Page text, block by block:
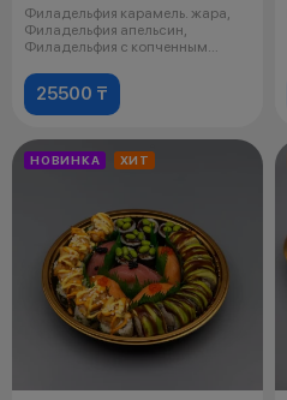
Филадельфия карамель. жара,
Филадельфия апельсин,
Филадельфия с копченным
25500 ₸
НОВИНКА ХИТ